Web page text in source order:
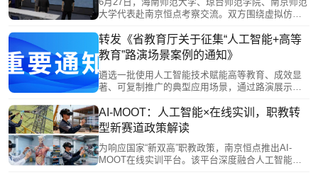
大学代表赴南京恒点考察交流。双方围绕虚拟仿真
等展开研讨。恒点展示AI空间智能赋能实验中心建
设方案、裸眼3D虚仿系统及课程编辑器实操，并结
合典型案例分享实践成果。此次交流促进了校企协
同，助力高校科学教育数字化转型与未来学习中心
建设。
转发《省教育厅关于征集“人工智能+高等
教育”路演场景案例的通知》
遴选一批使用人工智能技术赋能高等教育、成效显
著、可复制推广的典型应用场景，通过路演展示、
能赋能我省高等教育改革发展。
AI-MOOT：人工智能×在线实训，职教转
型新赛道政策解读
为响应国家“新双高”职教政策，南京恒点推出AI-
MOOT在线实训平台。该平台深度融合人工智能与